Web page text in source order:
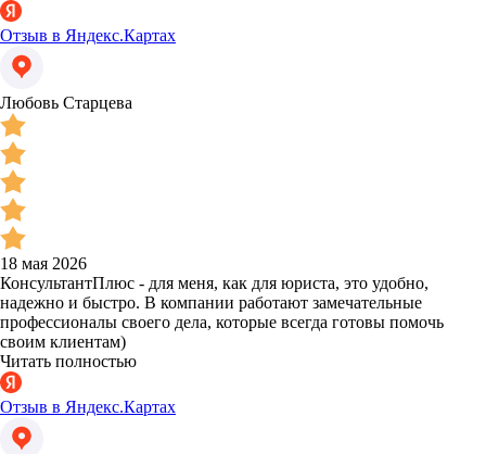
Отзыв в Яндекс.Картах
Любовь Старцева
18 мая 2026
КонсультантПлюс - для меня, как для юриста, это удобно,
надежно и быстро. В компании работают замечательные
профессионалы своего дела, которые всегда готовы помочь
своим клиентам)
Читать полностью
Отзыв в Яндекс.Картах